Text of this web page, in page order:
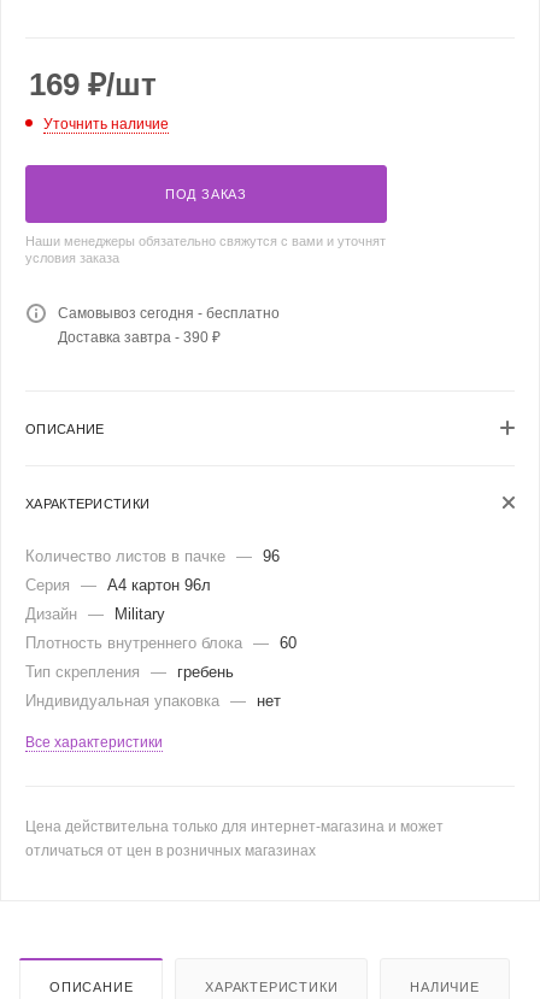
169 ₽/шт
Уточнить наличие
ПОД ЗАКАЗ
Наши менеджеры обязательно свяжутся с вами и уточнят
условия заказа
Самовывоз сегодня - бесплатно
Доставка завтра - 390 ₽
ОПИСАНИЕ
ХАРАКТЕРИСТИКИ
Количество листов в пачке — 96
Серия
— А4 картон 96л
Дизайн —
Military
Плотность внутреннего блока — 60
Тип скрепления
—
гребень
Индивидуальная упаковка — нет
Все характеристики
Цена действительна только для интернет-магазина и может
отличаться от цен в розничных магазинах
ОПИСАНИЕ ХАРАКТЕРИСТИКИ НАЛИЧИЕ